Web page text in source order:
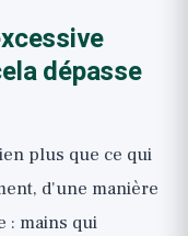
dépasse
plus que ce qui
d'une manière
: mains qui